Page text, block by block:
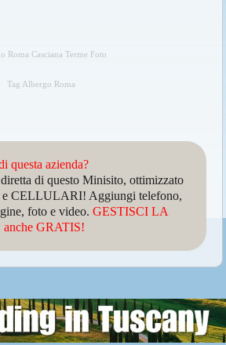
Roma Casciana Terme Foto
Tag Albergo Roma
questa azienda?
di questo Minisito, ottimizzato
CELLULARI! Aggiungi telefono,
foto e video.GESTISCI LA
GRATIS!